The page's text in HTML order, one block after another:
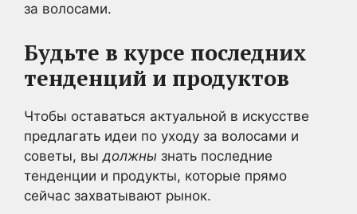
за волосами.
Будьте в курсе последних
тенденций и продуктов
Чтобы оставаться актуальной в искусстве
предлагать идеи по уходу за волосами и
советы, вы должны знать последние
тенденции и продукты, которые прямо
сейчас захватывают рынок.